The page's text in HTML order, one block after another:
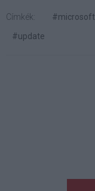
Címkék: #microsoft
#update